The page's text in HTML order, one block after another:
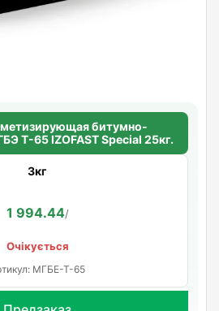
битумно-
Т-65 IZOFAST Special 25кг.
3кг
1 994.44/
Очікується
МГБЕ-Т-65